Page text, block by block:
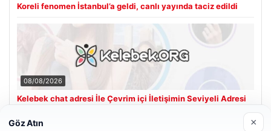
Koreli fenomen İstanbul’a geldi, canlı yayında taciz edildi
08/08/2026
Kelebek chat adresi İle Çevrim içi İletişimin Seviyeli Adresi
Göz Atın ×